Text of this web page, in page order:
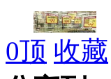
台湾个人免税
0顶 收藏